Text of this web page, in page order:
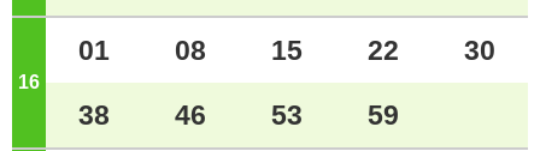
16 ジ
01 08 15 22 30
38 46 53 59